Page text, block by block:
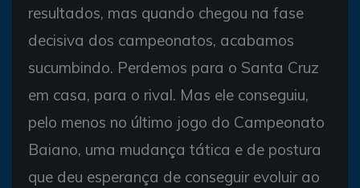
resultados, mas quando chegou na fase
decisiva dos campeonatos, acabamos
sucumbindo. Perdemos para o Santa Cruz
em casa, para o rival. Mas ele conseguiu,
pelo menos no último jogo do Campeonato
Baiano, uma mudança tática e de postura
que deu esperança de conseguir evoluir ao